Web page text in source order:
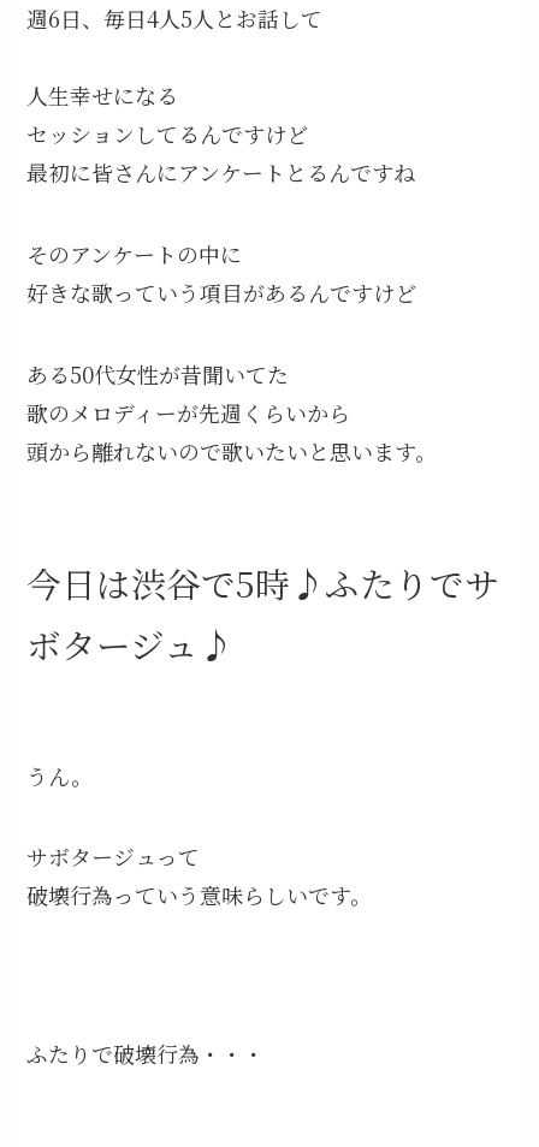
週6日、毎日4人5人とお話して
人生幸せになる
セッションしてるんですけど
最初に皆さんにアンケートとるんですね
そのアンケートの中に
好きな歌っていう項目があるんですけど
ある50代女性が昔聞いてた
歌のメロディーが先週くらいから
頭から離れないので歌いたいと思います。
今日は渋谷で5時♪ふたりでサ
ボタージュ♪
うん。
サボタージュって
破壊行為っていう意味らしいです。
ふたりで破壊行為・・・